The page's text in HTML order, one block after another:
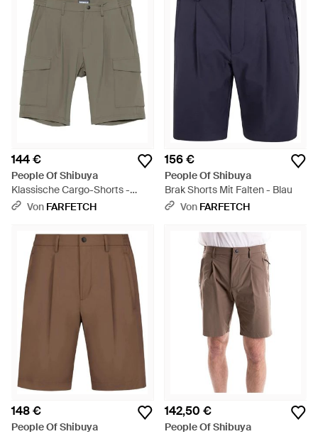
144 €
People Of Shibuya
Klassische Cargo-Shorts -
GrauVon FARFETCH
156 €
People Of Shibuya
Brak Shorts Mit Falten - Blau
Von FARFETCH
148 €
People Of Shibuya
142,50 €
People Of Shibuya